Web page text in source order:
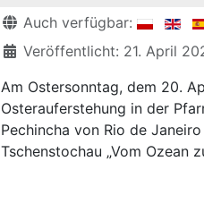
Details
Auch verfügbar:
Veröffentlicht: 21. April
Am Ostersonntag, dem 20.
Osterauferstehung in der
Pechincha von Rio de
Tschenstochau „Vom Ozean